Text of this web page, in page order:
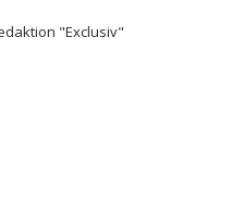
"Exclusiv"